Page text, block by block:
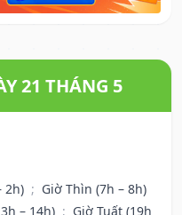
21 THÁNG 5
2h) ; Giờ Thìn (7h – 8h)
– 14h) ; Giờ Tuất (19h